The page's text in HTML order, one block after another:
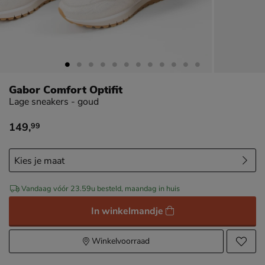
Gabor Comfort Optifit
Lage sneakers - goud
€ 149,99
149,99
Vandaag vóór 23.59u besteld, maandag in huis
In winkelmandje
Winkelvoorraad